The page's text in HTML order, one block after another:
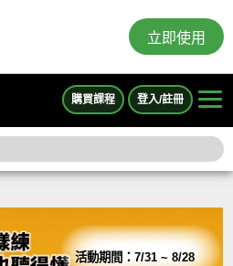
立即使用
購買課程 登入/註冊
活動期間：7/31 ~ 8/28